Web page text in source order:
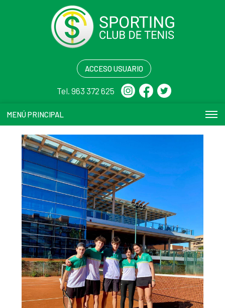
ACCESO USUARIO
Tel. 963 372 625
MENÚ PRINCIPAL